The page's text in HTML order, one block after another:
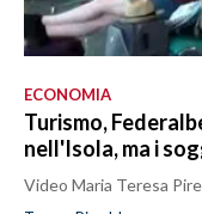
ECONOMIA
Turismo,
nell'Isola, ma i
Video Maria Teresa